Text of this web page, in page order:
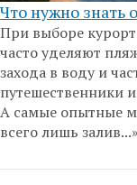
Что нужно знать
При выборе
часто уделяют
захода в воду и
путешественники
А самые опытные
всего лишь